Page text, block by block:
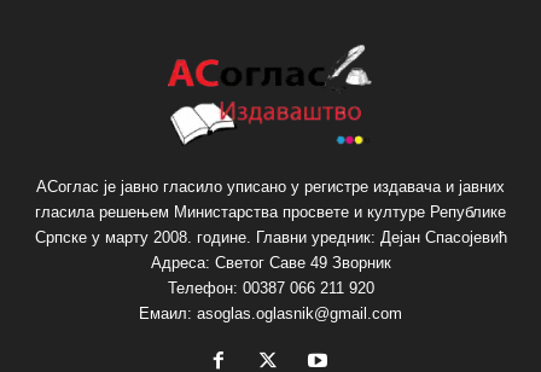
АСоглас је јавно гласило уписано у регистре издавача и јавних
гласила решењем Министарства просвете и културе Републике
Српске у марту 2008. године. Главни уредник: Дејан Спасојевић
Адреса: Светог Саве 49 Зворник
Телефон: 00387 066 211 920
Емаил: asoglas.oglasnik@gmail.com